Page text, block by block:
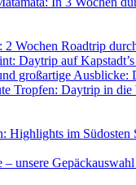
Wochen Roadtrip
Daytrip auf
großartige
Tropfen: Daytrip in
Highlights im Südosten
unsere